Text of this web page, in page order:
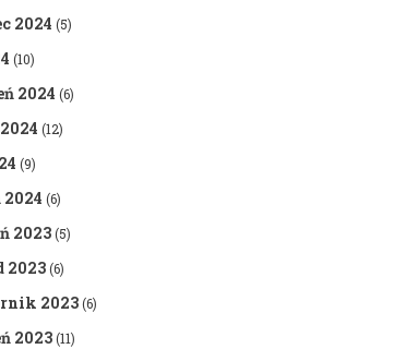
2024 (5)
(10)
2024 (6)
(12)
(9)
(6)
2023(5)
2023(6)
2023(6)
2023(11)